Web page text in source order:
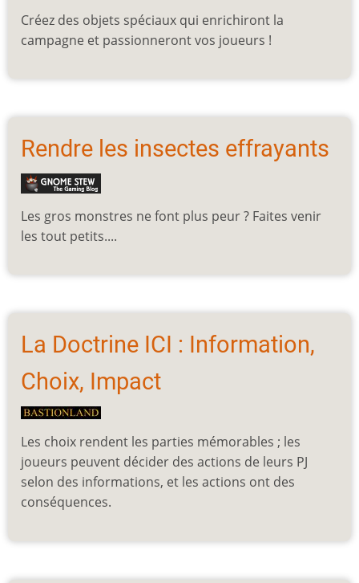
Créez des objets spéciaux qui enrichiront la
campagne et passionneront vos joueurs !
Rendre les insectes effrayants
Les gros monstres ne font plus peur ? Faites venir
les tout petits....
La Doctrine ICI : Information,
Choix, Impact
Les choix rendent les parties mémorables ; les
joueurs peuvent décider des actions de leurs PJ
selon des informations, et les actions ont des
conséquences.